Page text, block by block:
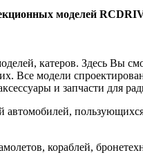
моделей
катеров. Здесь Вы
Все модели
и запчасти для
автомобилей,
кораблей,